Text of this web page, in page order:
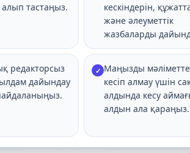
тастаңыз.
кескіндерін,
және әлеуметтік
жазбаларды
редакторсыз
дайындау
✓ Маңызды
кесіп алмау үшін
алдында кесу
алдын ала қараңыз.